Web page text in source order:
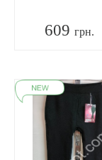
609 грн.